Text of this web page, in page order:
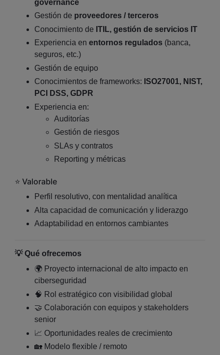
governance
Gestión de proveedores / terceros
Conocimiento de ITIL, gestión de servicios IT
Experiencia en entornos regulados (banca,
seguros, etc.)
Gestión de equipo
Conocimientos de frameworks: ISO27001, NIST,
PCI DSS, GDPR
Experiencia en:
Auditorías
Gestión de riesgos
SLAs y contratos
Reporting y métricas
⭐ Valorable
Perfil resolutivo, con mentalidad analítica
Alta capacidad de comunicación y liderazgo
Adaptabilidad en entornos cambiantes
💡Qué ofrecemos
🌍 Proyecto internacional de alto impacto en
ciberseguridad
🧠 Rol estratégico con visibilidad global
🤝 Colaboración con equipos y stakeholders
senior
📈 Oportunidades reales de crecimiento
🏡 Modelo flexible / remoto